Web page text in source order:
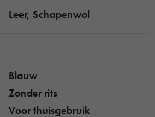
Leer, Schapenwol
Blauw
Zonder rits
Voor thuisgebruik